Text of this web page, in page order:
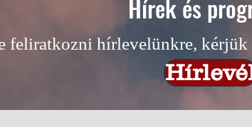
Hírek és
feliratkozni hírlevelünkre,